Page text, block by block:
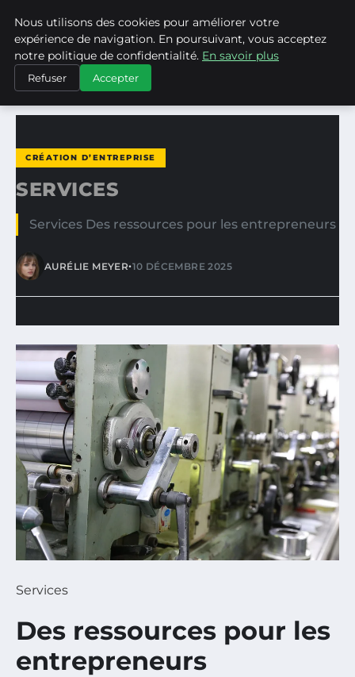
ASVPP
ACCUEIL CRÉATION D’ENTREPRISE
CRÉATION D’ENTREPRISE
SERVICES
Services Des ressources pour les entrepreneurs
AURÉLIE MEYER•10 DÉCEMBRE 2025
Services
Des ressources pour les
entrepreneurs
Nous utilisons des cookies pour améliorer votre
expérience de navigation. En poursuivant, vous acceptez
notre politique de confidentialité. En savoir plus
Refuser Accepter